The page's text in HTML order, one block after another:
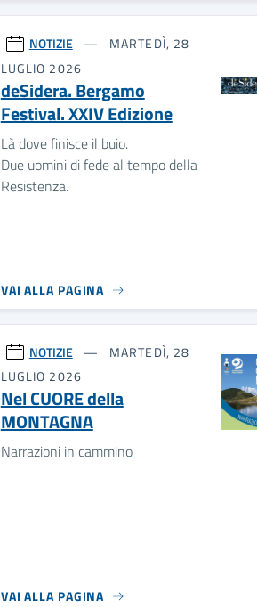
NOTIZIE
MARTEDÌ, 28
LUGLIO 2026
deSidera. Bergamo
Festival. XXIV Edizione
Là dove finisce il buio.
Due uomini di fede al tempo della
Resistenza.
VAI ALLA PAGINA
NOTIZIE
MARTEDÌ, 28
LUGLIO 2026
Nel CUORE della
MONTAGNA
Narrazioni in cammino
VAI ALLA PAGINA